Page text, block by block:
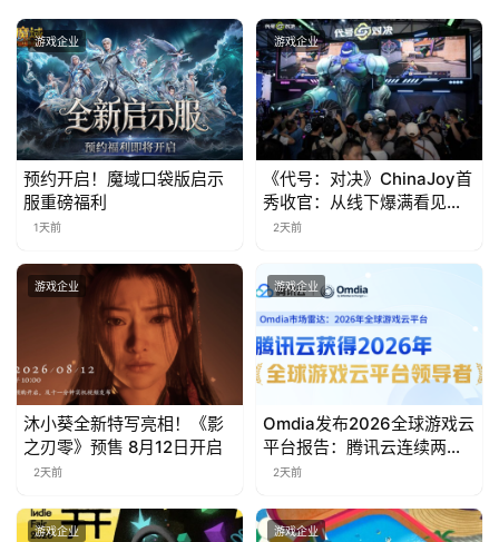
金
茶
奖
7
月
3
游
茶
对
接
游戏企业
预约开启！魔域口袋版启示
服重磅福利
1天前
游戏企业
《代号：对决》ChinaJoy首
秀收官：从线下爆满看见玩
家的真实期待
2天前
游戏企业
沐小葵全新特写亮相！《影
之刃零》预售 8月12日开启
2天前
游戏企业
Omdia发布2026全球游戏云
平台报告：腾讯云连续两年
入选“领导者”象限
2天前
游戏企业 游戏企业